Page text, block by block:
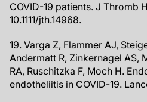
COVID-19 patients. J Thromb
10.1111/jth.14968.
19. Varga Z, Flammer AJ,
Andermatt R, Zinkernagel AS,
RA, Ruschitzka F, Moch H.
endotheliitis in COVID-19.